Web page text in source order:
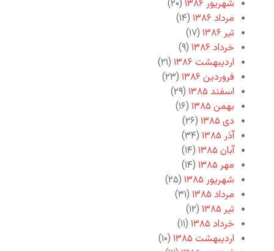
شهریور ۱۳۸۶
(۲۰)
مرداد ۱۳۸۶
(۱۴)
تیر ۱۳۸۶
(۱۷)
خرداد ۱۳۸۶
(۹)
اردیبهشت ۱۳۸۶
(۲۱)
فروردین ۱۳۸۶
(۲۳)
اسفند ۱۳۸۵
(۲۹)
بهمن ۱۳۸۵
(۱۶)
دی ۱۳۸۵
(۲۶)
آذر ۱۳۸۵
(۳۴)
آبان ۱۳۸۵
(۱۴)
مهر ۱۳۸۵
(۱۴)
شهریور ۱۳۸۵
(۲۵)
مرداد ۱۳۸۵
(۳۱)
تیر ۱۳۸۵
(۱۲)
خرداد ۱۳۸۵
(۱۱)
اردیبهشت ۱۳۸۵
(۱۰)